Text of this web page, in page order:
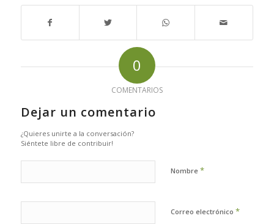
0
COMENTARIOS
Dejar un comentario
¿Quieres unirte a la conversación?
Siéntete libre de contribuir!
Nombre *
Correo electrónico *